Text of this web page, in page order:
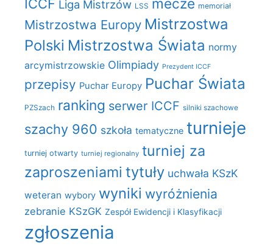
ICCF Liga Mistrzów LSS memoriał
Mistrzostwa Europy Mistrzostwa
Polski Mistrzostwa Świata normy
arcymistrzowskie Olimpiady Prezydent ICCF
przepisy Puchar Europy Puchar Świata
PZSzach ranking serwer ICCF silniki szachowe
szachy 960 szkoła tematyczne turnieje
turniej otwarty turniej regionalny turniej za
zaproszeniami tytuły uchwała KSzK
weteran wybory wyniki wyróżnienia
zebranie KSzGK Zespół Ewidencji i Klasyfikacji
zgłoszenia